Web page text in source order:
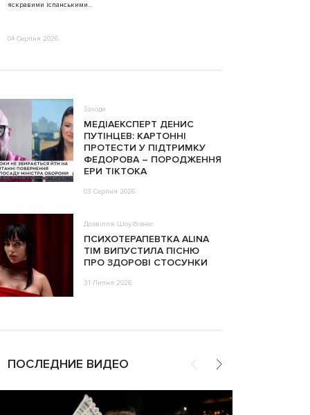
яскравими іспанськими...
04 Серпня 2026
Заходи
МЕДІАЕКСПЕРТ ДЕНИС
ПУТІНЦЕВ: КАРТОННІ
ПРОТЕСТИ У ПІДТРИМКУ
ФЕДОРОВА – ПОРОДЖЕННЯ
ЕРИ ТІКТОКА
03 Серпня 2026
Дозвілля Шоу-бізнес
ПСИХОТЕРАПЕВТКА ALINA
TIM ВИПУСТИЛА ПІСНЮ
ПРО ЗДОРОВІ СТОСУНКИ
31 Липня 2026
ПОСЛЕДНИЕ ВИДЕО